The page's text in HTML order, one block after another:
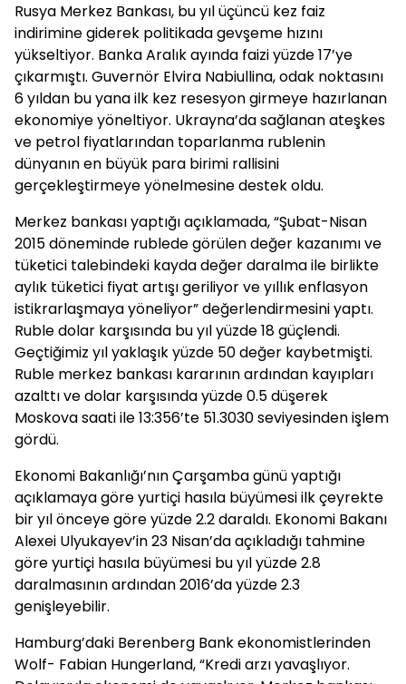
Rusya Merkez Bankası, bu yıl üçüncü kez faiz
indirimine giderek politikada gevşeme hızını
yükseltiyor. Banka Aralık ayında faizi yüzde 17’ye
çıkarmıştı. Guvernör Elvira Nabiullina, odak noktasını
6 yıldan bu yana ilk kez resesyon girmeye hazırlanan
ekonomiye yöneltiyor. Ukrayna’da sağlanan ateşkes
ve petrol fiyatlarından toparlanma rublenin
dünyanın en büyük para birimi rallisini
gerçekleştirmeye yönelmesine destek oldu.
Merkez bankası yaptığı açıklamada, “Şubat-Nisan
2015 döneminde rublede görülen değer kazanımı ve
tüketici talebindeki kayda değer daralma ile birlikte
aylık tüketici fiyat artışı geriliyor ve yıllık enflasyon
istikrarlaşmaya yöneliyor” değerlendirmesini yaptı.
Ruble dolar karşısında bu yıl yüzde 18 güçlendi.
Geçtiğimiz yıl yaklaşık yüzde 50 değer kaybetmişti.
Ruble merkez bankası kararının ardından kayıpları
azalttı ve dolar karşısında yüzde 0.5 düşerek
Moskova saati ile 13:356’te 51.3030 seviyesinden işlem
gördü.
Ekonomi Bakanlığı’nın Çarşamba günü yaptığı
açıklamaya göre yurtiçi hasıla büyümesi ilk çeyrekte
bir yıl önceye göre yüzde 2.2 daraldı. Ekonomi Bakanı
Alexei Ulyukayev’in 23 Nisan’da açıkladığı tahmine
göre yurtiçi hasıla büyümesi bu yıl yüzde 2.8
daralmasının ardından 2016’da yüzde 2.3
genişleyebilir.
Hamburg’daki Berenberg Bank ekonomistlerinden
Wolf- Fabian Hungerland, “Kredi arzı yavaşlıyor.